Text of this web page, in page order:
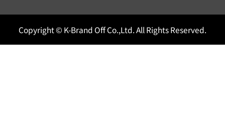
Copyright © K-Brand Off Co.,Ltd. All Rights Reserved.